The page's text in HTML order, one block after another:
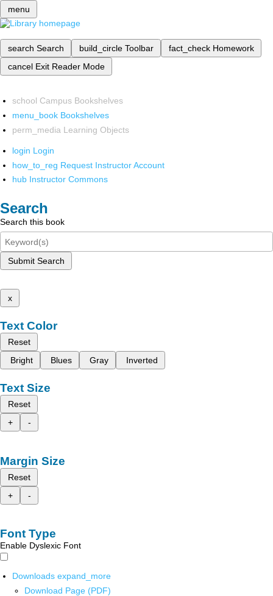
menu
search Search build_circle Toolbar fact_check Homework
cancel Exit Reader Mode
school Campus Bookshelves
menu_book Bookshelves
perm_media Learning Objects
login Login
how_to_reg Request Instructor Account
hub Instructor Commons
Search
Search this book
Submit Search
x
Text Color
Reset
Bright
Blues Gray Inverted
Text Size
Reset
+
-
Margin Size
Reset
+
-
Font Type
Enable Dyslexic Font
Downloads expand_more
Download Page (PDF)